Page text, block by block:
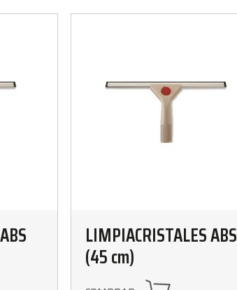
LIMPIACRISTALES ABS
(45 cm)